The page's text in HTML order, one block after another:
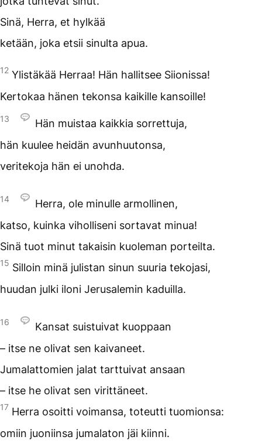
Sinä, Herra, et hylkää
ketään, joka etsii sinulta apua.
12 Ylistäkää Herraa! Hän hallitsee Siionissa!
Kertokaa hänen tekonsa kaikille kansoille!
13
Hän muistaa kaikkia sorrettuja,
hän kuulee heidän avunhuutonsa,
veritekoja hän ei unohda.
14
Herra, ole minulle armollinen,
katso, kuinka viholliseni sortavat minua!
Sinä tuot minut takaisin kuoleman porteilta.
15 Silloin minä julistan sinun suuria tekojasi,
huudan julki iloni Jerusalemin kaduilla.
16
Kansat suistuivat kuoppaan
– itse ne olivat sen kaivaneet.
Jumalattomien jalat tarttuivat ansaan
– itse he olivat sen virittäneet.
17 Herra osoitti voimansa, toteutti tuomionsa:
omiin juoniinsa jumalaton jäi kiinni.